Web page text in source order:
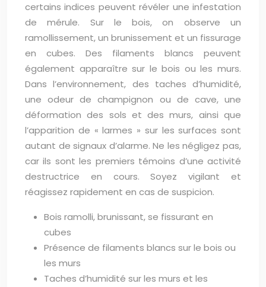
certains indices peuvent révéler une infestation
de mérule. Sur le bois, on observe un
ramollissement, un brunissement et un fissurage
en cubes. Des filaments blancs peuvent
également apparaître sur le bois ou les murs.
Dans l’environnement, des taches d’humidité,
une odeur de champignon ou de cave, une
déformation des sols et des murs, ainsi que
l’apparition de « larmes » sur les surfaces sont
autant de signaux d’alarme. Ne les négligez pas,
car ils sont les premiers témoins d’une activité
destructrice en cours. Soyez vigilant et
réagissez rapidement en cas de suspicion.
Bois ramolli, brunissant, se fissurant en
cubes
Présence de filaments blancs sur le bois ou
les murs
Taches d’humidité sur les murs et les